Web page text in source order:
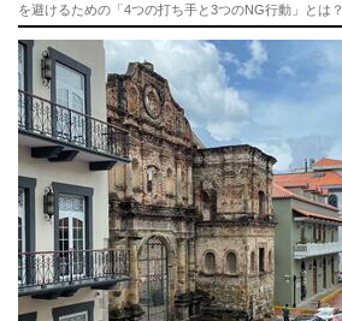
を避けるための「4つの打ち手と3つのNG行動」とは？